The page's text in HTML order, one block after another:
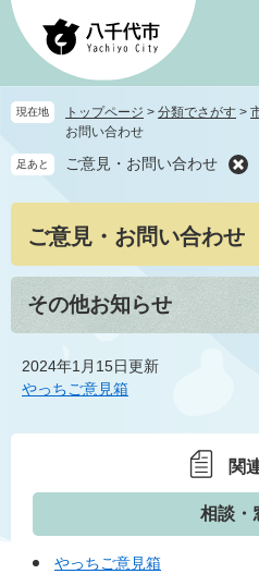
ペ
先
頭
す
メ
を
飛
し
へ
現在地 トップページ > 分類でさがす >
お問い合わせ
足あと ご意見・お問い合わせ
ご意見・お問い合わせ
その他お知らせ
2024年1月15日更新
やっちご意見箱
関
相談・
やっちご意見箱